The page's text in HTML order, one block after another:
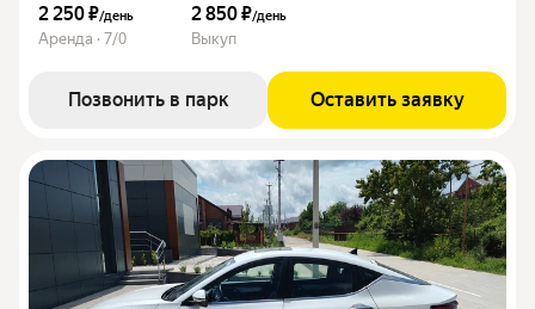
2 250 ₽/день
Аренда · 7/0
2 850 ₽/день
Выкуп
Позвонить в парк Оставить заявку